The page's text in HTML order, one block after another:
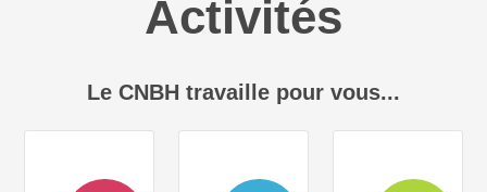
Activités
Le CNBH travaille pour vous...